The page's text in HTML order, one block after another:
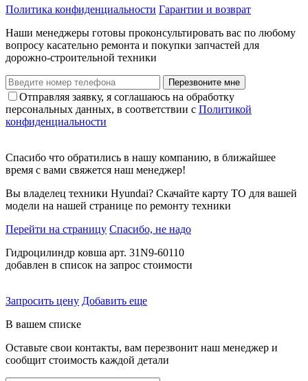
Политика конфиденциальности Гарантии и возврат
Наши менеджеры готовы проконсультировать вас по любому
вопросу касательно ремонта и покупки запчастей для
дорожно-строительной техники
Перезвоните мне
Отправляя заявку, я соглашаюсь на обработку
персональных данных, в соответствии с Политикой
конфиденциальности
Спасибо что обратились в нашу компанию, в ближайшее
время с вами свяжется наш менеджер!
Вы владелец техники Hyundai? Скачайте карту ТО для вашей
модели на нашей странице по ремонту техники
Перейти на страницу Спасибо, не надо
Гидроцилиндр ковша арт. 31N9-60110
добавлен в список на запрос стоимости
Запросить цену Добавить еще
В вашем списке
Оставьте свои контакты, вам перезвонит наш менеджер и
сообщит стоимость каждой детали